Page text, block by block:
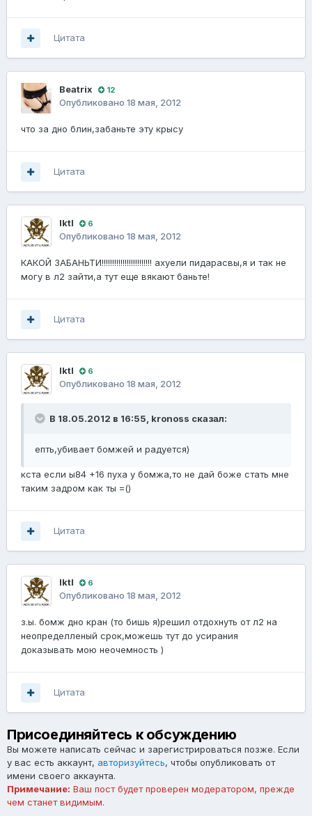
Цитата
Beatrix 12
Опубликовано 18 мая, 2012
что за дно блин,забаньте эту крысу
Цитата
IktI 6
Опубликовано 18 мая, 2012
КАКОЙ ЗАБАНЬТИ!!!!!!!!!!!!!!!!!!!!!!!! ахуели пидарасвы,я и так не
могу в л2 зайти,а тут еще вякают баньте!
Цитата
IktI 6
Опубликовано 18 мая, 2012
В 18.05.2012 в 16:55, kronoss сказал:
епть,убивает бомжей и радуется)
кста если ы84 +16 пуха у бомжа,то не дай боже стать мне
таким задром как ты =()
Цитата
IktI 6
Опубликовано 18 мая, 2012
з.ы. бомж дно кран (то бишь я)решил отдохнуть от л2 на
неопределленый срок,можешь тут до усирания
доказывать мою неочемность )
Цитата
Присоединяйтесь к обсуждению
Вы можете написать сейчас и зарегистрироваться позже. Если
у вас есть аккаунт, авторизуйтесь, чтобы опубликовать от
имени своего аккаунта.
Примечание: Ваш пост будет проверен модератором, прежде
чем станет видимым.